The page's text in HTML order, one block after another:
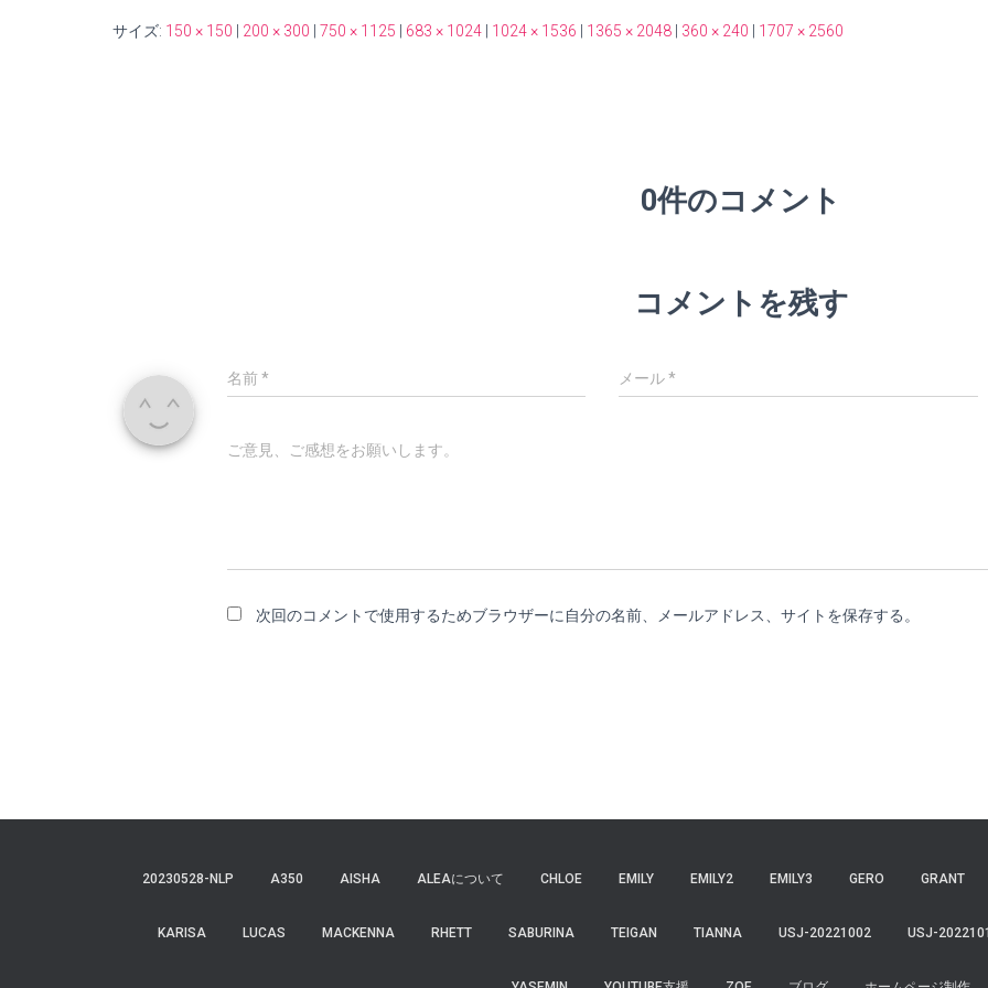
サイズ: 150 × 150 200 × 300 750 × 1125 683 × 1024 1024 × 1536 1365 × 2048 360 × 240 1707 × 2560
0件のコメント
コメントを残す
名前* メール*
ご意見、ご感想をお願いします。
次回のコメントで使用するためブラウザーに自分の名前、メールアドレス、サイトを保存する。
20230528-NLP A350 AISHA ALEAについて CHLOE EMILY EMILY2 EMILY3 GERO GRANT
KARISA LUCAS MACKENNA RHETT SABURINA TEIGAN TIANNA USJ-20221002 USJ-